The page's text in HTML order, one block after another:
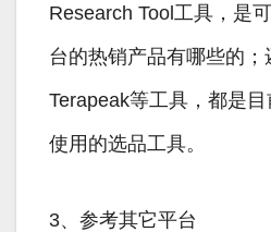
Research Tool工具，是
台的热销产品有哪些的；
Terapeak等工具，都是
使用的选品工具。
3、参考其它平台